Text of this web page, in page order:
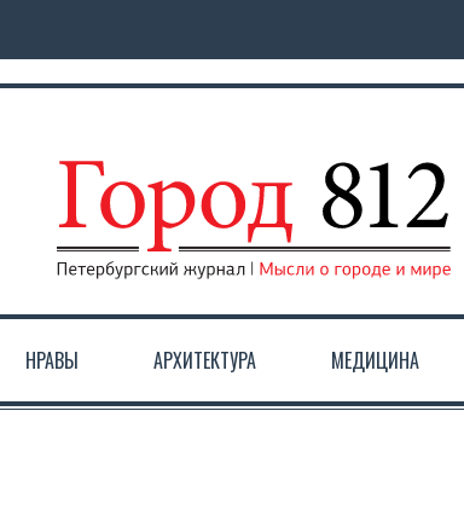
НРАВЫ АРХИТЕКТУРА МЕДИЦИНА